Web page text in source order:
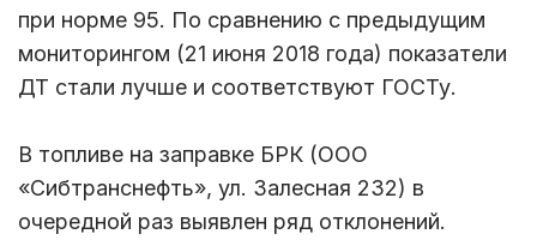
при норме 95. По сравнению с предыдущим
мониторингом (21 июня 2018 года) показатели
ДТ стали лучше и соответствуют ГОСТу.
В топливе на заправке БРК (ООО
«Сибтранснефть», ул. Залесная 232) в
очередной раз выявлен ряд отклонений.